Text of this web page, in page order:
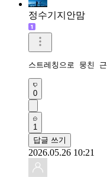
정수기지안맘
스트레칭으로 뭉친
0
1
답글 쓰기
2026.05.26 10:21